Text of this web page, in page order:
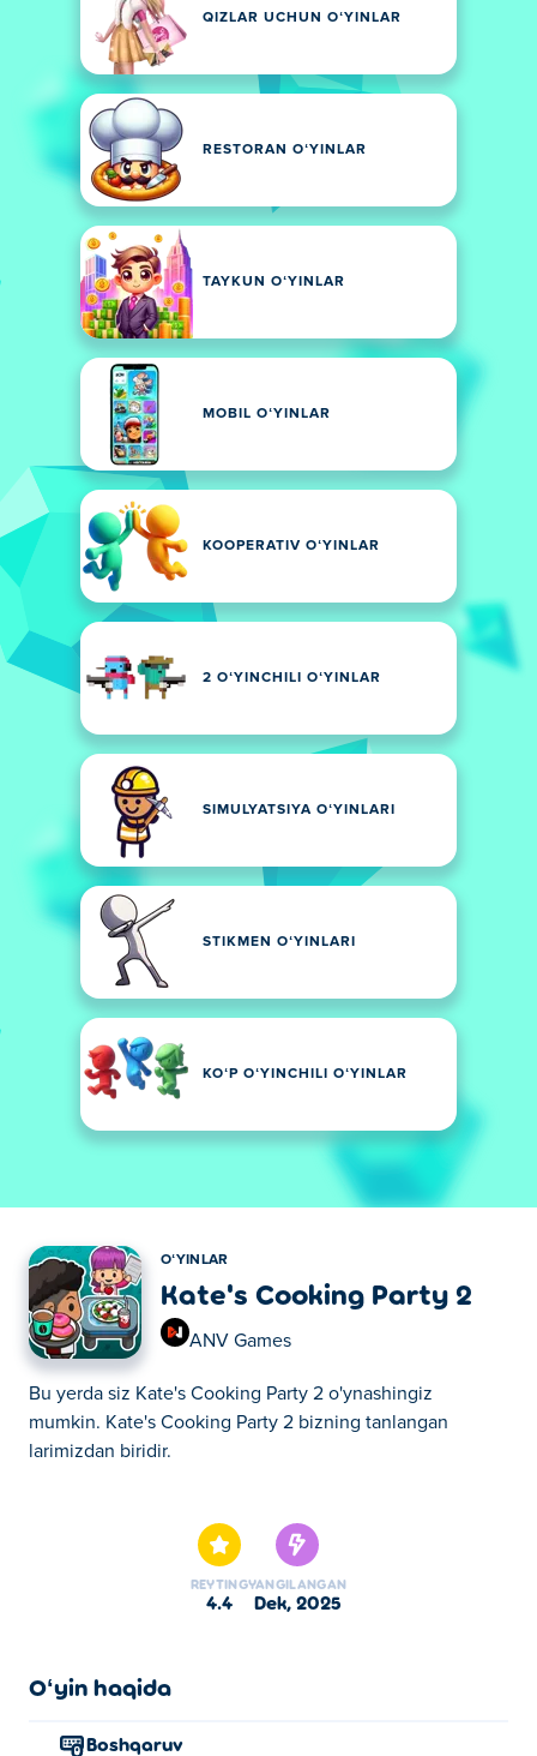
QIZLAR UCHUN OʻYINLAR
RESTORAN OʻYINLAR
TAYKUN OʻYINLAR
MOBIL OʻYINLAR
KOOPERATIV OʻYINLAR
2 OʻYINCHILI OʻYINLAR
SIMULYATSIYA OʻYINLARI
STIKMEN OʻYINLARI
KOʻP OʻYINCHILI OʻYINLAR
OʻYINLAR
Kate's Cooking Party 2
ANV Games
Bu yerda siz Kate's Cooking Party 2 o'ynashingiz
mumkin. Kate's Cooking Party 2 bizning tanlangan
larimizdan biridir.
REYTING
4.4
YANGILANGAN
dek, 2025
Oʻyin haqida
Boshqaruv